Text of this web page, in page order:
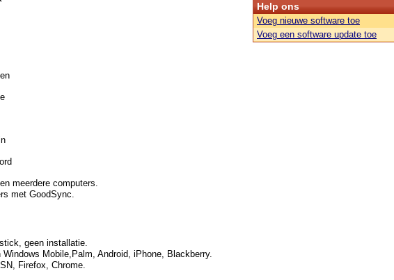
meerdere computers.
met GoodSync.
geen installatie.
Mobile,Palm, Android, iPhone, Blackberry.
Firefox, Chrome.
Help ons
Voeg nieuwe software toe
Voeg een software update toe